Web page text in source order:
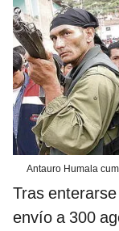
Antauro Humala
Tras
envío a 300